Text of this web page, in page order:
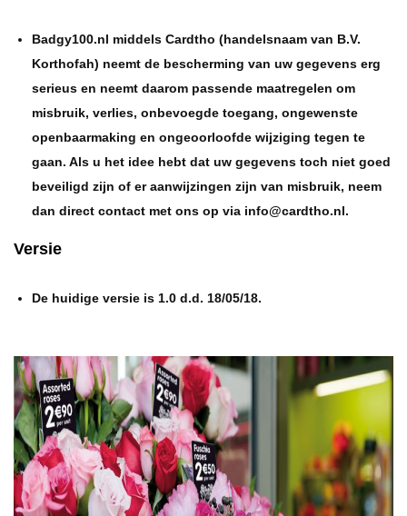
Badgy100.nl middels Cardtho (handelsnaam van B.V.
Korthofah) neemt de bescherming van uw gegevens erg
serieus en neemt daarom passende maatregelen om
misbruik, verlies, onbevoegde toegang, ongewenste
openbaarmaking en ongeoorloofde wijziging tegen te
gaan. Als u het idee hebt dat uw gegevens toch niet goed
beveiligd zijn of er aanwijzingen zijn van misbruik, neem
dan direct contact met ons op via info@cardtho.nl.
Versie
De huidige versie is 1.0 d.d. 18/05/18.